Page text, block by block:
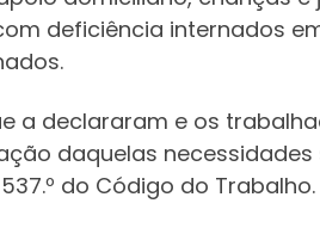
deficiência internados
a declararam e os
daquelas
do Código do Trabalho.